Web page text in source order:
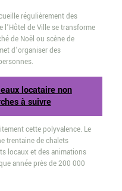
régulièrement des
l’Hôtel de Ville se transforme
de Noël ou scène de
d’organiser des
locataire non
à suivre
cette polyvalence. Le
trentaine de chalets
locaux et des animations
année près de 200 000